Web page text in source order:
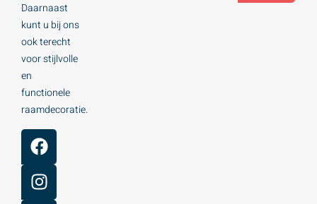
Daarnaast
kunt u bij ons
ook terecht
voor stijlvolle
en
functionele
raamdecoratie.